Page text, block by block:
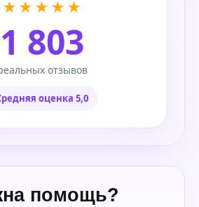
★★★★★
1 803
отзывов
оценка 5,0
помощь?